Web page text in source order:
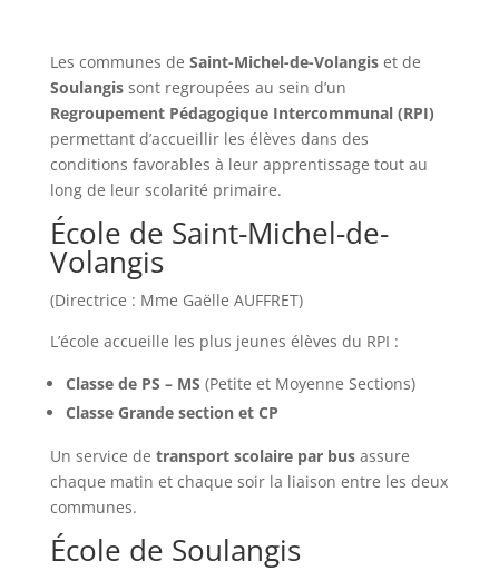
Les communes de Saint-Michel-de-Volangiset de
Soulangissont regroupées au sein d’un
Regroupement Pédagogique Intercommunal (RPI)
permettant d’accueillir les élèves dans des
conditions favorables à leur apprentissage tout au
long de leur scolarité primaire.
École de Saint-Michel-de-
Volangis
(Directrice : Mme Gaëlle AUFFRET)
L’école accueille les plus jeunes élèves du RPI :
Classe de PS – MS (Petite et Moyenne Sections)
Classe Grande section et CP
Un service de transport scolaire par busassure
chaque matin et chaque soir la liaison entre les deux
communes.
École de Soulangis